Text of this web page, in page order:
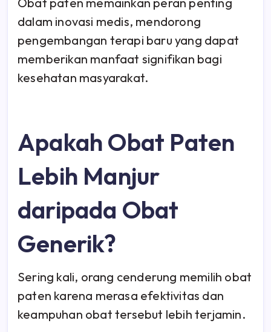
dalam inovasi medis, mendorong
pengembangan terapi baru yang dapat
memberikan manfaat signifikan bagi
kesehatan masyarakat.
Apakah Obat Paten
Lebih Manjur
daripada Obat
Generik?
Sering kali, orang cenderung memilih obat
paten karena merasa efektivitas dan
keampuhan obat tersebut lebih terjamin.